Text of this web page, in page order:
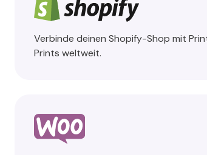
Verbinde deinen Shopify-Shop mit
Prints weltweit.